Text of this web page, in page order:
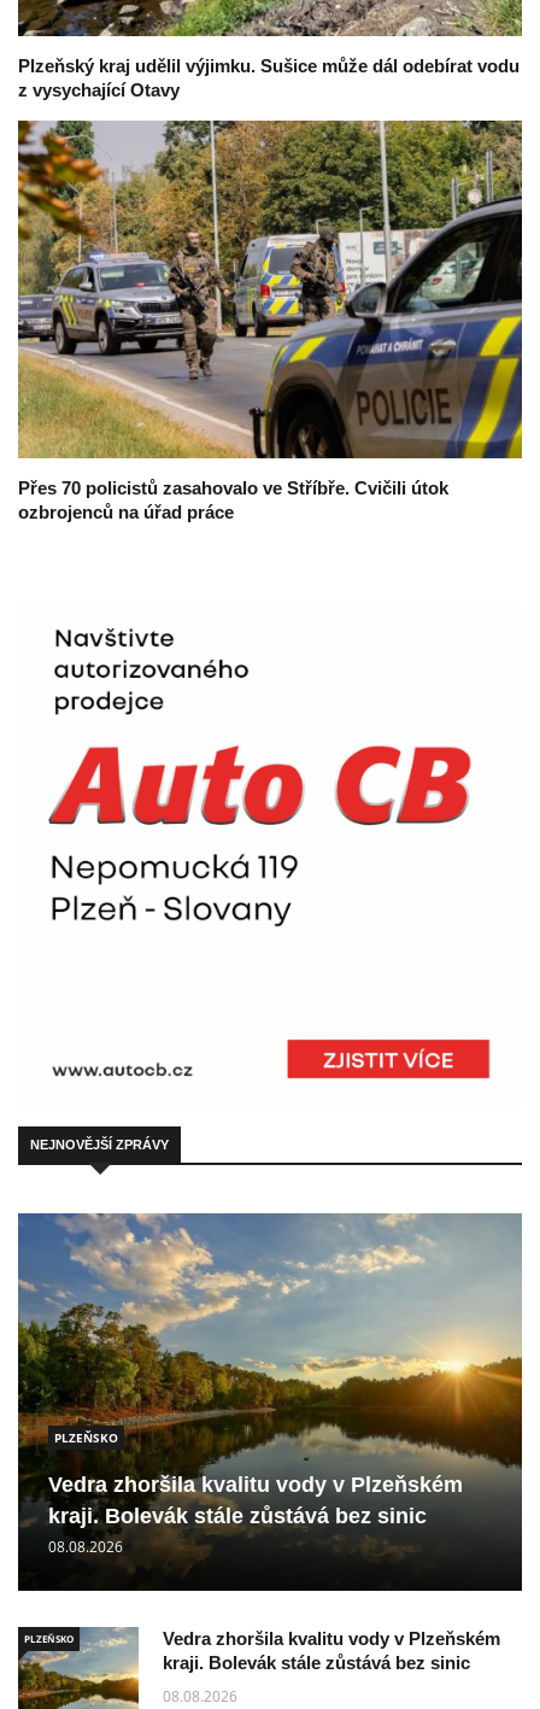
Plzeňský kraj udělil výjimku. Sušice může dál odebírat vodu
z vysychající Otavy
Přes 70 policistů zasahovalo ve Stříbře. Cvičili útok
ozbrojenců na úřad práce
NEJNOVĚJŠÍ ZPRÁVY
PLZEŇSKO
Vedra zhoršila kvalitu vody v Plzeňském
kraji. Bolevák stále zůstává bez sinic
08.08.2026
PLZEŇSKO
Vedra zhoršila kvalitu vody v Plzeňském
kraji. Bolevák stále zůstává bez sinic
08.08.2026